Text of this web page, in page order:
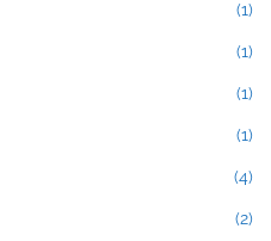
(1)
(1)
(1)
(1)
(4)
(2)